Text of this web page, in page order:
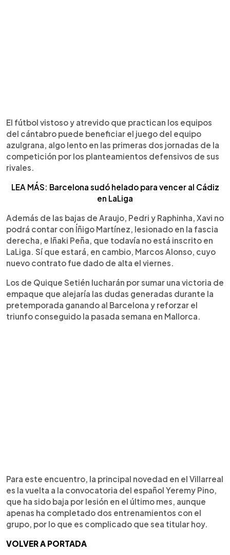
El fútbol vistoso y atrevido que practican los equipos
del cántabro puede beneficiar el juego del equipo
azulgrana, algo lento en las primeras dos jornadas de la
competición por los planteamientos defensivos de sus
rivales.
LEA MÁS: Barcelona sudó helado para vencer al Cádiz
en LaLiga
Además de las bajas de Araujo, Pedri y Raphinha, Xavi no
podrá contar con Íñigo Martínez, lesionado en la fascia
derecha, e Iñaki Peña, que todavía no está inscrito en
LaLiga. Sí que estará, en cambio, Marcos Alonso, cuyo
nuevo contrato fue dado de alta el viernes.
Los de Quique Setién lucharán por sumar una victoria de
empaque que alejaría las dudas generadas durante la
pretemporada ganando al Barcelona y reforzar el
triunfo conseguido la pasada semana en Mallorca.
Para este encuentro, la principal novedad en el Villarreal
es la vuelta a la convocatoria del español Yeremy Pino,
que ha sido baja por lesión en el último mes, aunque
apenas ha completado dos entrenamientos con el
grupo, por lo que es complicado que sea titular hoy.
VOLVER A PORTADA